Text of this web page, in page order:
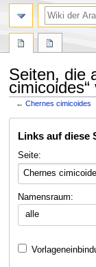
Seiten, die
←Chernes cimicoides
Navigation
Suche
Links auf diese
Seite:
Namensraum:
alle